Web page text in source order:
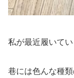
私が最近履いて
巷には色んな種